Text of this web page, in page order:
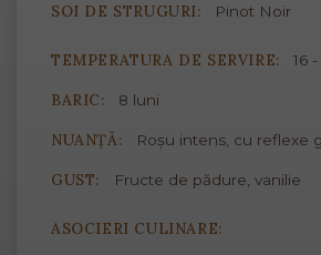
SOI DE STRUGURI: Pinot Noir
TEMPERATURA DE SERVIRE: 16
BARIC: 8 luni
NUANȚĂ: Roșu intens, cu reflexe
GUST: Fructe de pădure, vanilie
ASOCIERI CULINARE: